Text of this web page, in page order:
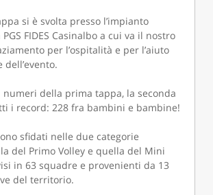
si è svolta presso l’impianto
FIDES Casinalbo a cui va il nostro
per l’ospitalità e per l’aiuto
numeri della prima tappa, la seconda
i record: 228 fra bambini e bambine!
sfidati nelle due categorie
del Primo Volley e quella del Mini
in 63 squadre e provenienti da 13
del territorio.